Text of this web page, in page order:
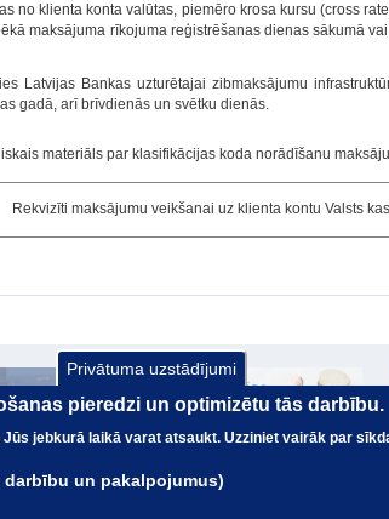
no klienta konta valūtas, piemēro krosa kursu (cross
maksājuma rīkojuma reģistrēšanas dienas sākumā
Latvijas Bankas uzturētajai zibmaksājumu
gadā, arī brīvdienās un svētku dienās.
materiāls par klasifikācijas koda norādīšanu
Rekvizīti maksājumu veikšanai uz klienta kontu Valsts
Privātuma uzstādījumi
pieredzi un optimizētu tās darbību.
jebkurā laikā varat atsaukt. Uzziniet vairāk par
un pakalpojumus)